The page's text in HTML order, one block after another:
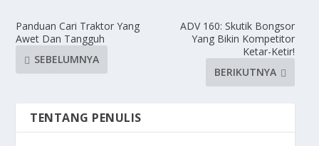
Panduan Cari Traktor Yang
Awet Dan Tangguh
SEBELUMNYA
ADV 160: Skutik Bongsor
Yang Bikin Kompetitor
Ketar-Ketir!
BERIKUTNYA
TENTANG PENULIS